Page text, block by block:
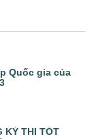
Quốc gia của